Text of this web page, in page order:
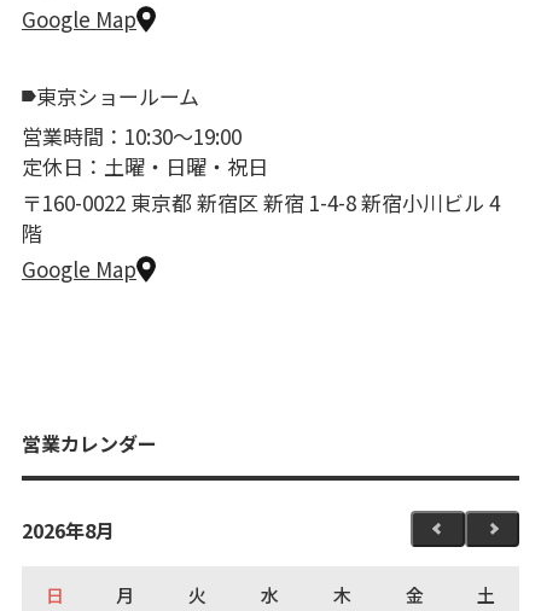
Google Map
東京ショールーム
営業時間：10:30〜19:00
定休日：土曜・日曜・祝日
〒160-0022 東京都 新宿区 新宿 1-4-8 新宿小川ビル 4
階
Google Map
営業カレンダー
2026年8月
日 月 火 水 木 金 土